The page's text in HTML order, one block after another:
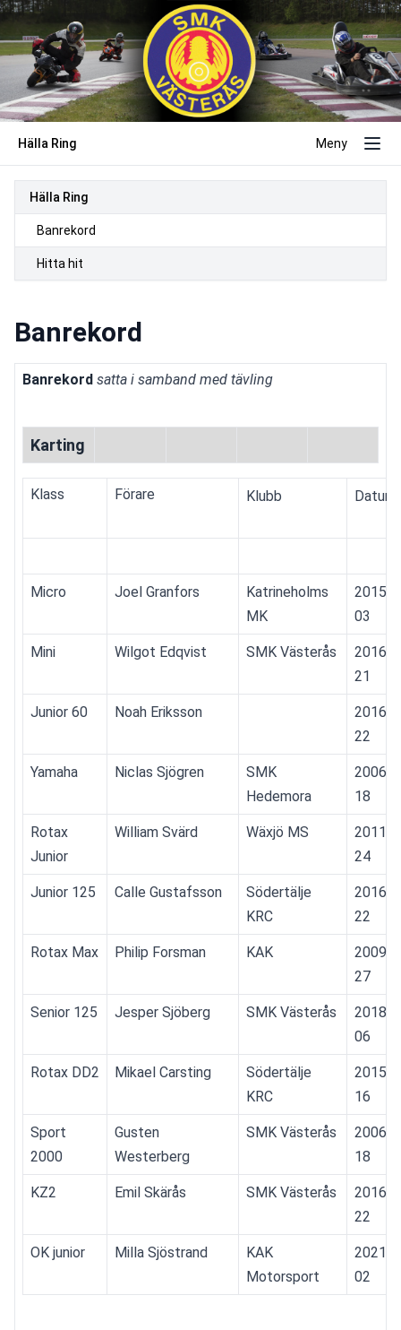
Hälla Ring Meny
Hälla Ring
Banrekord
Hitta hit
Banrekord
Banrekord satta i samband med tävling
Karting
Klass Förare Klubb Datum
Micro Joel Granfors
Katrineholms
MK
2015-
03
Mini Wilgot Edqvist SMK Västerås
2016-
21
Junior 60 Noah Eriksson
2016-
22
Yamaha Niclas Sjögren
SMK
Hedemora
2006-
18
Rotax
Junior
William Svärd Wäxjö MS
2011-
24
Junior 125 Calle Gustafsson
Södertälje
KRC
2016-
22
Rotax Max Philip Forsman KAK
2009-
27
Senior 125 Jesper Sjöberg SMK Västerås
2018-
06
Rotax DD2 Mikael Carsting
Södertälje
KRC
2015-
16
Sport
2000
Gusten
Westerberg
SMK Västerås
2006-
18
KZ2 Emil Skärås SMK Västerås
2016-
22
OK junior Milla Sjöstrand
KAK
Motorsport
2021-
02